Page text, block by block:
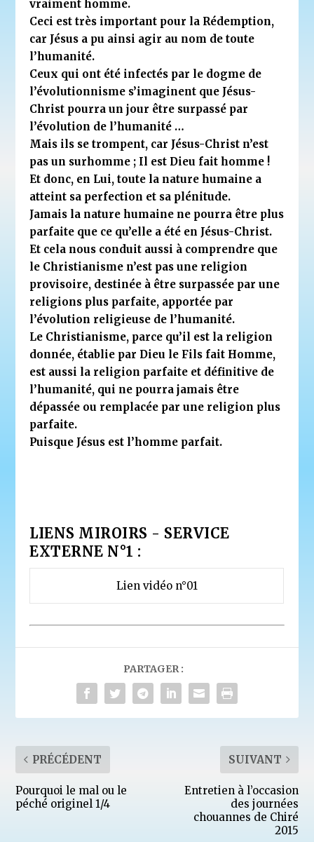
vraiment homme.
Ceci est très important pour la Rédemption,
car Jésus a pu ainsi agir au nom de toute
l’humanité.
Ceux qui ont été infectés par le dogme de
l’évolutionnisme s’imaginent que Jésus-
Christ pourra un jour être surpassé par
l’évolution de l’humanité …
Mais ils se trompent, car Jésus-Christ n’est
pas un surhomme ; Il est Dieu fait homme !
Et donc, en Lui, toute la nature humaine a
atteint sa perfection et sa plénitude.
Jamais la nature humaine ne pourra être plus
parfaite que ce qu’elle a été en Jésus-Christ.
Et cela nous conduit aussi à comprendre que
le Christianisme n’est pas une religion
provisoire, destinée à être surpassée par une
religions plus parfaite, apportée par
l’évolution religieuse de l’humanité.
Le Christianisme, parce qu’il est la religion
donnée, établie par Dieu le Fils fait Homme,
est aussi la religion parfaite et définitive de
l’humanité, qui ne pourra jamais être
dépassée ou remplacée par une religion plus
parfaite.
Puisque Jésus est l’homme parfait.
LIENS MIROIRS - SERVICE
EXTERNE N°1 :
Lien vidéo n°01
PARTAGER :
PRÉCÉDENT
Pourquoi le mal ou le
péché originel 1/4
SUIVANT
Entretien à l’occasion
des journées
chouannes de Chiré
2015